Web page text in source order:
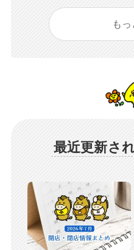
も
最近更新さ